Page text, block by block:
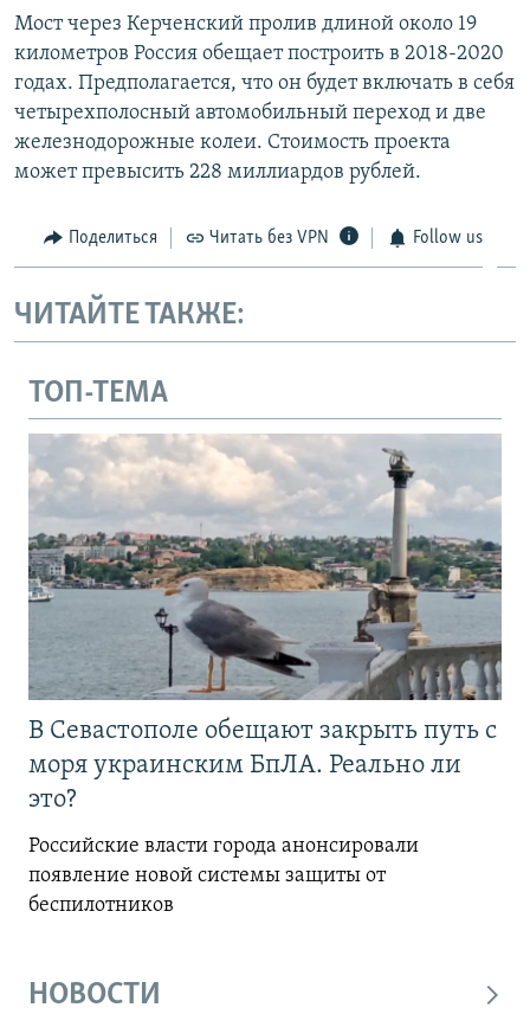
Мост через Керченский пролив длиной около 19
километров Россия обещает построить в 2018-2020
годах. Предполагается, что он будет включать в себя
четырехполосный автомобильный переход и две
железнодорожные колеи. Стоимость проекта
может превысить 228 миллиардов рублей.
Поделиться Читать без VPN Follow us
ЧИТАЙТЕ ТАКЖЕ:
ТОП-ТЕМА
В Севастополе обещают закрыть путь с
моря украинским БпЛА. Реально ли
это?
Российские власти города анонсировали
появление новой системы защиты от
беспилотников
НОВОСТИ